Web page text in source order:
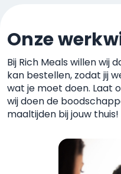
Onze
Bij Rich Meals willen wij
kan bestellen, zodat jij
wat je moet doen. Laat
wij doen de
maaltijden bij jouw thuis!